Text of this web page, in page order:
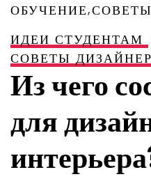
ОБУЧЕНИЕ,
ИДЕИ СТУДЕНТАМ
СОВЕТЫ
Из чего
для